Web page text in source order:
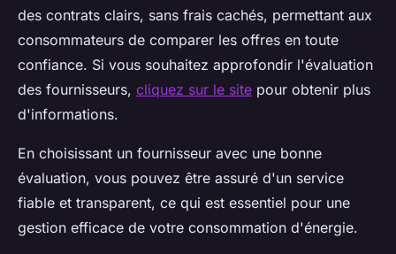
des contrats clairs, sans frais cachés, permettant aux
consommateurs de comparer les offres en toute
confiance. Si vous souhaitez approfondir l'évaluation
des fournisseurs, cliquez sur le site pour obtenir plus
d'informations.
En choisissant un fournisseur avec une bonne
évaluation, vous pouvez être assuré d'un service
fiable et transparent, ce qui est essentiel pour une
gestion efficace de votre consommation d'énergie.